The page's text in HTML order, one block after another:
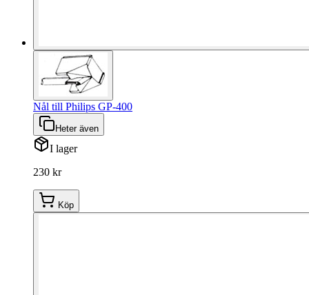
Nål till Philips GP-400
Heter även
I lager
230 kr
Köp